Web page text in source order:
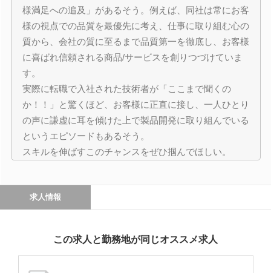
様満足への追及」があるそう。例えば、同社は常にお客
様の視点での品質を最優先に考え、仕事に取り組む心の
質から、会社の質に至るまで品質第一を徹底し、お客様
に喜ばれ信頼される商品/サービスを創りつづけていま
す。
実際に転職で入社された技術者が「ここまで聞くの
か！！」と驚くほど、お客様に正直に接し、一人ひとり
の声に謙虚に耳を傾けた上で製品開発に取り組んでいる
というエピソードもあるそう。
スキルを伸ばすこのチャンスをぜひ掴んでほしい。
求人情報
この求人と勤務地が同じオススメ求人